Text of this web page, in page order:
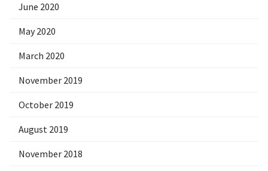
June 2020
May 2020
March 2020
November 2019
October 2019
August 2019
November 2018